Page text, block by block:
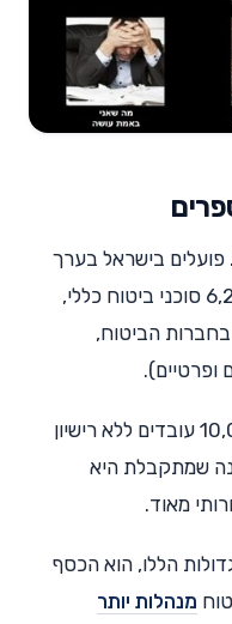
בישראל בערך
פנסיוני, 6,200 סוכני ביטוח כללי,
בחברות הביטוח,
ופרטיים).
לנתונים אלה יש להוסיף עוד כ-10,000 עובדים ללא רישיון
שמתקבלת היא
מאוד.
הללו, הוא הכסף
מנהלות יותר